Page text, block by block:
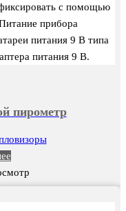
с помощью
прибора
питания 9 В типа
питания 9 В.
пирометр